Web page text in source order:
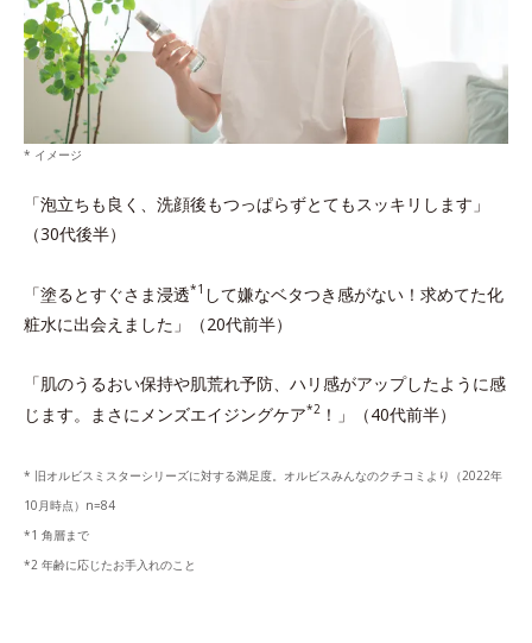
* イメージ
「泡立ちも良く、洗顔後もつっぱらずとてもスッキリします」
（30代後半）
「塗るとすぐさま浸透*1 して嫌なベタつき感がない！求めてた化
粧水に出会えました」（20代前半）
「肌のうるおい保持や肌荒れ予防、ハリ感がアップしたように感
じます。まさにメンズエイジングケア*2 ！」（40代前半）
* 旧オルビスミスターシリーズに対する満足度。オルビスみんなのクチコミより（2022年
10月時点）n=84
*1 角層まで
*2 年齢に応じたお手入れのこと